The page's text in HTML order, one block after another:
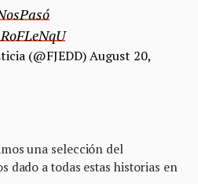
(@FJEDD)August 20,
una selección del
dado a todas estas historias en